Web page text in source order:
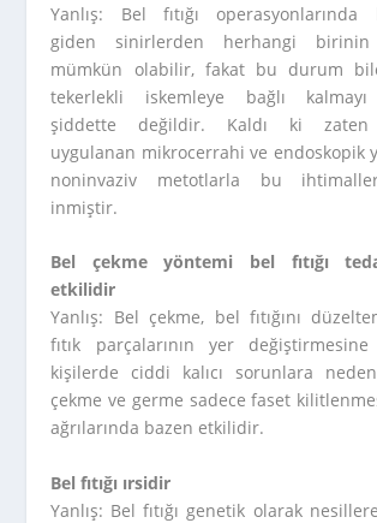
Yanlış: Bel fıtığı operasyonlarında
giden sinirlerden herhangi birinin
mümkün olabilir, fakat bu durum
tekerlekli iskemleye bağlı kalmayı
şiddette değildir. Kaldı ki zaten
uygulanan mikrocerrahi ve endoskopik
noninvaziv metotlarla bu
inmiştir.
Bel çekme yöntemi bel fıtığı
etkilidir
Yanlış: Bel çekme, bel fıtığını
fıtık parçalarının yer
kişilerde ciddi kalıcı sorunlara
çekme ve germe sadece faset
ağrılarında bazen etkilidir.
Bel fıtığı ırsidir
Yanlış: Bel fıtığı genetik olarak